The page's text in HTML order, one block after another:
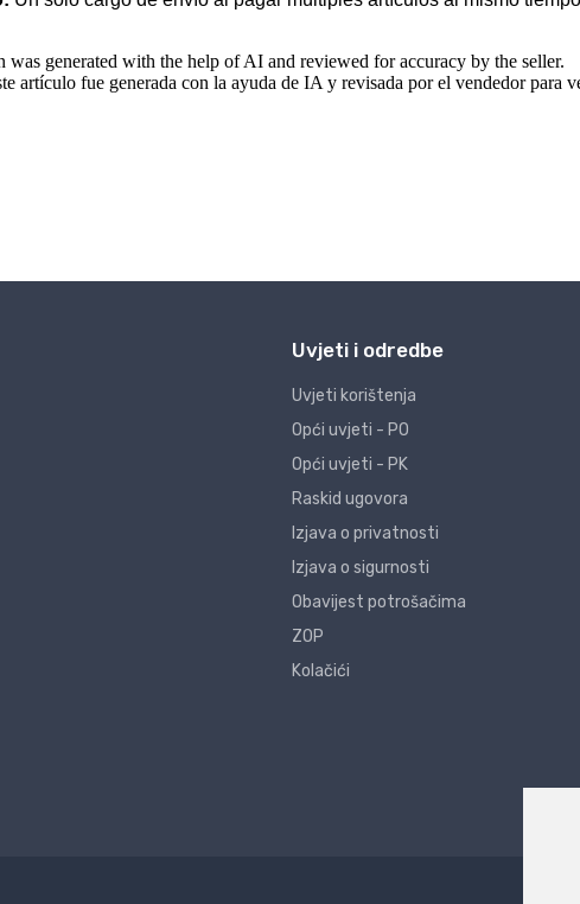
Uvjeti i odredbe
Uvjeti korištenja
Opći uvjeti - PO
Opći uvjeti - PK
Raskid ugovora
Izjava o privatnosti
Izjava o sigurnosti
Obavijest potrošačima
ZOP
Kolačići